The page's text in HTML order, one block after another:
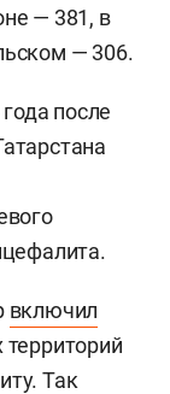
— 381, в
— 306.
после
включил
Так